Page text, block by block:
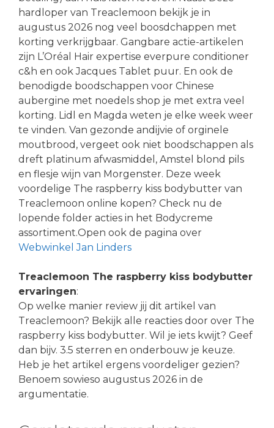
hardloper van Treaclemoon bekijk je in
augustus 2026 nog veel boosdchappen met
korting verkrijgbaar. Gangbare actie-artikelen
zijn L’Oréal Hair expertise everpure conditioner
c&h en ook Jacques Tablet puur. En ook de
benodigde boodschappen voor Chinese
aubergine met noedels shop je met extra veel
korting. Lidl en Magda weten je elke week weer
te vinden. Van gezonde andijvie of orginele
moutbrood, vergeet ook niet boodschappen als
dreft platinum afwasmiddel, Amstel blond pils
en flesje wijn van Morgenster. Deze week
voordelige The raspberry kiss bodybutter van
Treaclemoon online kopen? Check nu de
lopende folder acties in het Bodycreme
assortiment.Open ook de pagina over
Webwinkel Jan Linders
Treaclemoon The raspberry kiss bodybutter
ervaringen:
Op welke manier review jij dit artikel van
Treaclemoon? Bekijk alle reacties door over The
raspberry kiss bodybutter. Wil je iets kwijt? Geef
dan bijv. 3.5 sterren en onderbouw je keuze.
Heb je het artikel ergens voordeliger gezien?
Benoem sowieso augustus 2026 in de
argumentatie.